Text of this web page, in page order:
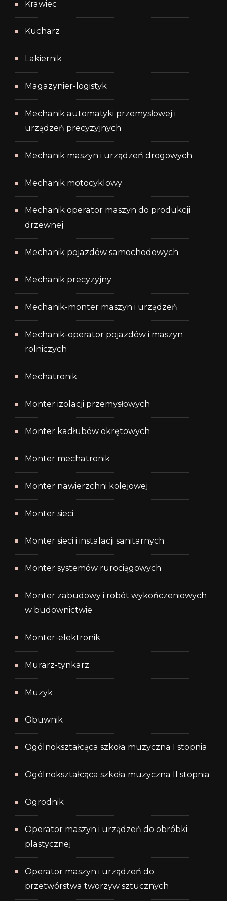
Krawiec
Kucharz
Lakiernik
Magazynier-logistyk
Mechanik automatyki przemysłowej i
urządzeń precyzyjnych
Mechanik maszyn i urządzeń drogowych
Mechanik motocyklowy
Mechanik operator maszyn do produkcji
drzewnej
Mechanik pojazdów samochodowych
Mechanik precyzyjny
Mechanik-monter maszyn i urządzeń
Mechanik-operator pojazdów i maszyn
rolniczych
Mechatronik
Monter izolacji przemysłowych
Monter kadłubów okrętowych
Monter mechatronik
Monter nawierzchni kolejowej
Monter sieci
Monter sieci i instalacji sanitarnych
Monter systemów rurociągowych
Monter zabudowy i robót wykończeniowych
w budownictwie
Monter-elektronik
Murarz-tynkarz
Muzyk
Obuwnik
Ogólnokształcąca szkoła muzyczna I stopnia
Ogólnokształcąca szkoła muzyczna II stopnia
Ogrodnik
Operator maszyn i urządzeń do obróbki
plastycznej
Operator maszyn i urządzeń do
przetwórstwa tworzyw sztucznych